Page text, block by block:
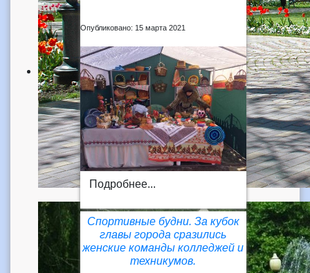
Опубликовано: 15 марта 2021
Подробнее...
Спортивные будни. За кубок
главы города сразились
женские команды колледжей и
техникумов.